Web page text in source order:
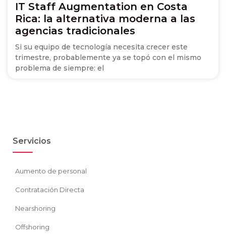
IT Staff Augmentation en Costa
Rica: la alternativa moderna a las
agencias tradicionales
Si su equipo de tecnología necesita crecer este
trimestre, probablemente ya se topó con el mismo
problema de siempre: el
Servicios
Aumento de personal
Contratación Directa
Nearshoring
Offshoring